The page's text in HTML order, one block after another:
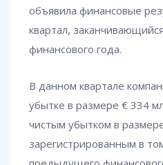
объявила финансовые
квартал,
финансового года.
В данном квартале
убытке в размере € 334
чистым убытком в
зарегистрированным в